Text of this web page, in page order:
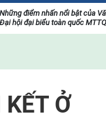
Những điểm nhấn nổi bật của
Đại hội đại biểu toàn quốc
Ở